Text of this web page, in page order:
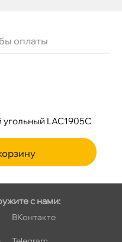
оплаты
LAC1905C
с нами:
Контакте